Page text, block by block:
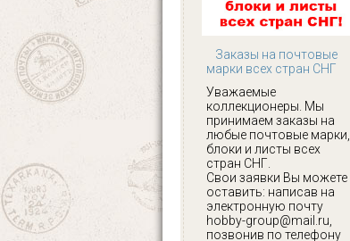
Заказы на почтовые
марки всех стран СНГ
Уважаемые
коллекционеры. Мы
принимаем заказы на
любые почтовые марки,
блоки и листы всех
стран СНГ.
Свои заявки Вы можете
оставить: написав на
электронную почту
hobby-group@mail.ru,
позвонив по телефону